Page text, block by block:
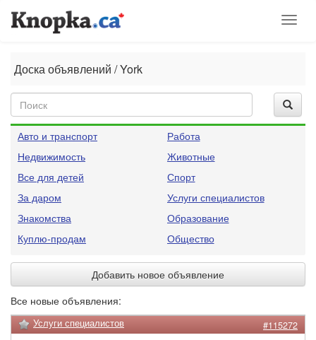
Доска объявлений / York
Авто и транспорт
Работа
Недвижимость
Животные
Все для детей
Спорт
За даром
Услуги специалистов
Знакомства
Образование
Куплю-продам
Общество
Добавить новое объявление
Все новые объявления:
Услуги специалистов #115272